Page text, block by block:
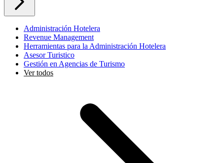
Administración Hotelera
Revenue Management
Herramientas para la Administración Hotelera
Asesor Turistico
Gestión en Agencias de Turismo
Ver todos